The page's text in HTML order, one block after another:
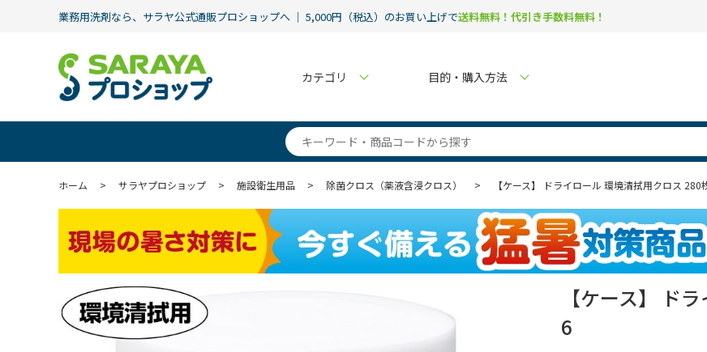
業務用洗剤なら、サラヤ公式通販プロショップへ ｜ 5,000円（税込）のお買い上げで送料無料！代引き手数料無料！
カテゴリ 目的・購入方法
ホーム > サラヤプロショップ > 施設衛生用品 > 除菌クロス（薬液含浸クロス） > 【ケース】 ドライロール 環境清拭用クロス
【ケース】 ド
6